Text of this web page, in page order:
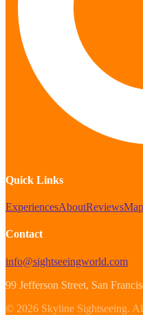
Quick Links
ExperiencesAboutReviewsMap
Contact
info@sightseeingworld.com
99 Jefferson Street, San
© 2026 Skyline Sightseeing.